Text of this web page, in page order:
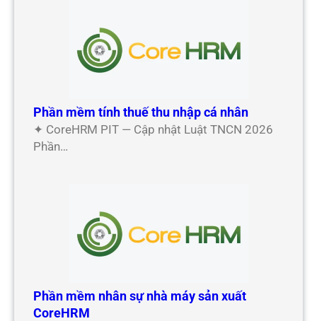
Phần mềm tính thuế thu nhập cá nhân
✦ CoreHRM PIT — Cập nhật Luật TNCN 2026
Phần…
Phần mềm nhân sự nhà máy sản xuất
CoreHRM